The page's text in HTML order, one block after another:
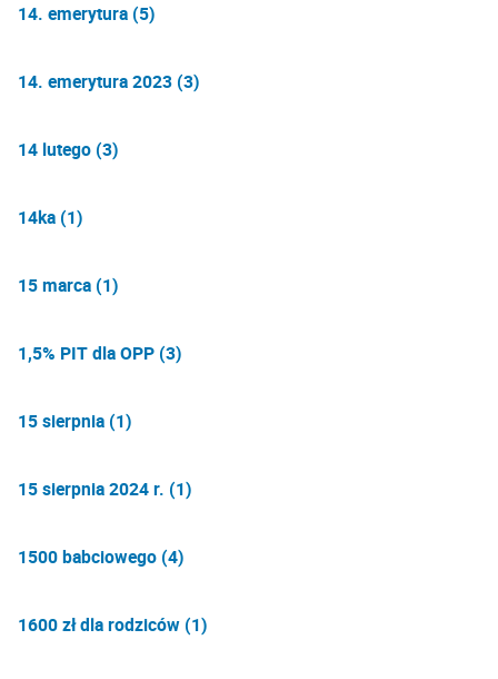
14. emerytura (5)
14. emerytura 2023 (3)
14 lutego (3)
14ka (1)
15 marca (1)
1,5% PIT dla OPP (3)
15 sierpnia (1)
15 sierpnia 2024 r. (1)
1500 babciowego (4)
1600 zł dla rodziców (1)